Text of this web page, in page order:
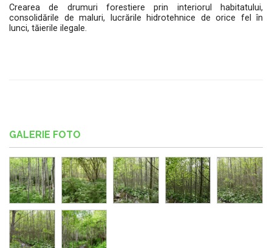
Crearea de drumuri forestiere prin interiorul habitatului,
consolidările de maluri, lucrările hidrotehnice de orice fel în
lunci, tăierile ilegale.
GALERIE FOTO